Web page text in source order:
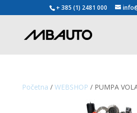
+ 385 (1) 2481 000
Početna / WEBSHOP / PUMPA